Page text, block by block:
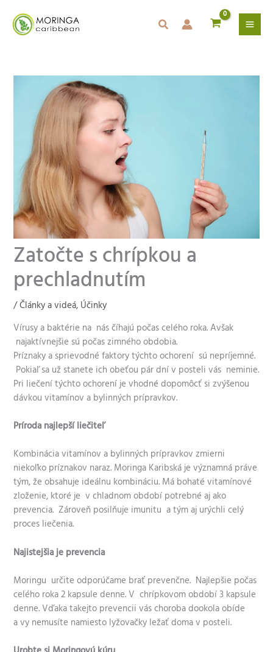
obsah
Zatočte s chrípkou a
prechladnutím
/Články a videá, Účinky
Vírusy a baktérie na nás číhajú počas celého roka. Avšak
najaktívnejšie sú počas zimného obdobia.
Príznaky a sprievodné faktory týchto ochorení sú nepríjemné.
Pokiaľ sa už stanete ich obeťou pár dní v posteli vás neminie.
Pri liečení týchto ochorení je vhodné dopomôcť si zvýšenou
dávkou vitamínov a bylinných prípravkov.
Príroda najlepší liečiteľ
Kombinácia vitamínov a bylinných prípravkov zmierni
niekoľko príznakov naraz. Moringa Karibská je významná práve
tým, že obsahuje ideálnu kombináciu. Má bohaté vitamínové
zloženie, ktoré je v chladnom období potrebné aj ako
prevencia. Zároveň posilňuje imunitu a tým aj urýchli celý
proces liečenia.
Najistejšia je prevencia
Moringu určite odporúčame brať prevenčne. Najlepšie počas
celého roka 2 kapsule denne. V chrípkovom období 3 kapsule
denne. Vďaka takejto prevencii vás choroba dookola obíde
a vy nemusíte namiesto lyžovačky ležať doma v posteli.